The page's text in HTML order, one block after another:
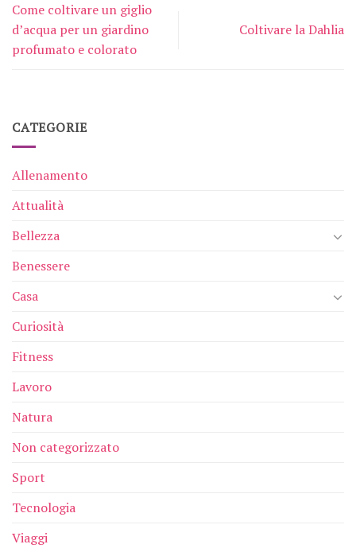
Come coltivare un giglio
d’acqua per un giardino
profumato e colorato
Coltivare la Dahlia
CATEGORIE
Allenamento
Attualità
Bellezza
Benessere
Casa
Curiosità
Fitness
Lavoro
Natura
Non categorizzato
Sport
Tecnologia
Viaggi